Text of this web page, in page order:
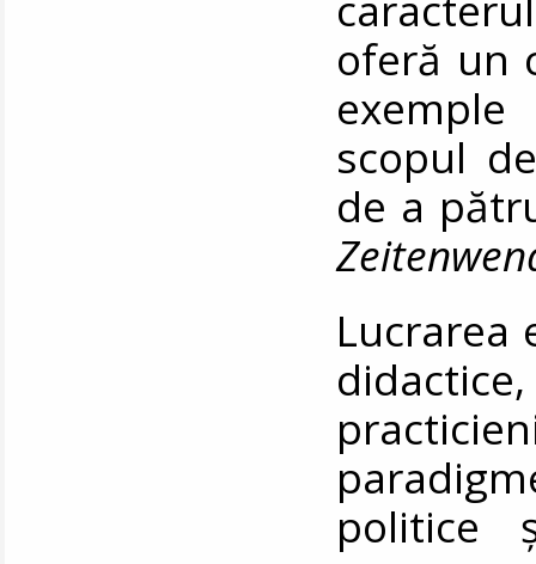
oferă un
scopul
de a
Lucrarea
politice